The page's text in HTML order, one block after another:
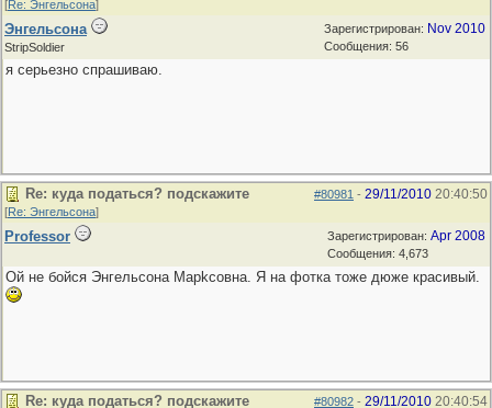
[Re: Энгельсона]
Зарегистрирован: Nov 2010
Сообщения: 56
Энгельсона
StripSoldier
я серьезно спрашиваю.
#80981 - 29/11/2010 20:40:50
Re: куда податься? подскажите
[Re: Энгельсона]
Зарегистрирован: Apr 2008
Сообщения: 4,673
Professor
Ой не бойся Энгельсона Марkсовна. Я на фотка тоже дюже красивый.
#80982 - 29/11/2010 20:40:54
Re: куда податься? подскажите